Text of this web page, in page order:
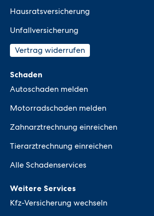
Hausratsversicherung
Unfallversicherung
Vertrag widerrufen
Schaden
Autoschaden melden
Motorradschaden melden
Zahnarztrechnung einreichen
Tierarztrechnung einreichen
Alle Schadenservices
Weitere Services
Kfz-Versicherung wechseln